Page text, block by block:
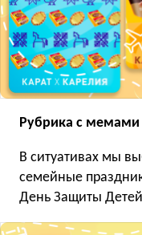
Рубрика с мемами
В ситуативах мы
семейные
День Защиты